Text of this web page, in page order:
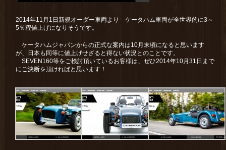
2014年11月1日新規オーダー車両より ケータハム車両が全世界的に3～
5％程値上げになりそうです。
ケータハムジャパンからの正式な案内は10月末頃になると思います
が、日本も同等に値上げせざると得ない状況とのことです。
SEVEN160等をご検討頂いているお客様は、ぜひ2014年10月31日まで
にご決断を頂ければと思います！